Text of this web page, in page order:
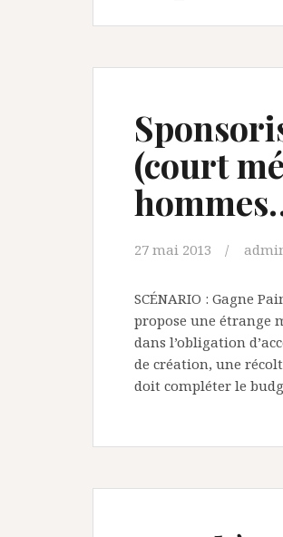
(court
27 mai 2013
SCÉNARIO : Gagne
propose une étrange
dans l’obligation
de création, une
doit compléter le